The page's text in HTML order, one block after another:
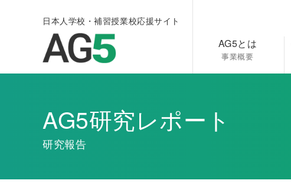
日本人学校・補習授業校応援サイト
AG5とは
事業概要
AG5研究レポート
研究報告